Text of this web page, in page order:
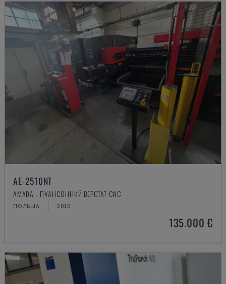
AE-2510NT
AMADA - ПУАНСОННИЙ ВЕРСТАТ CNC
ПОЛЬЩА 2016
135.000 €